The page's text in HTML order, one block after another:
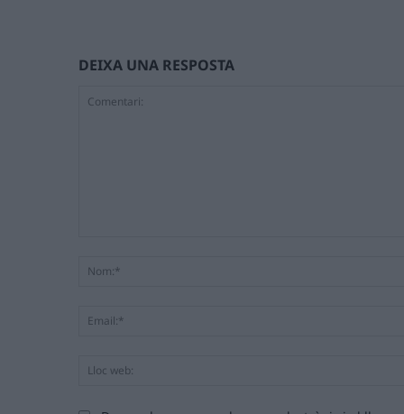
DEIXA UNA RESPOSTA